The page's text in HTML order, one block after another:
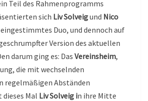
Teil des Rahmenprogramms
sich Liv Solveigund Nico
Duo, und dennoch auf
Version des aktuellen
darum ging es: Das Vereinsheim,
die mit wechselnden
regelmäßigen Abständen
Mal Liv Solveig in ihre Mitte